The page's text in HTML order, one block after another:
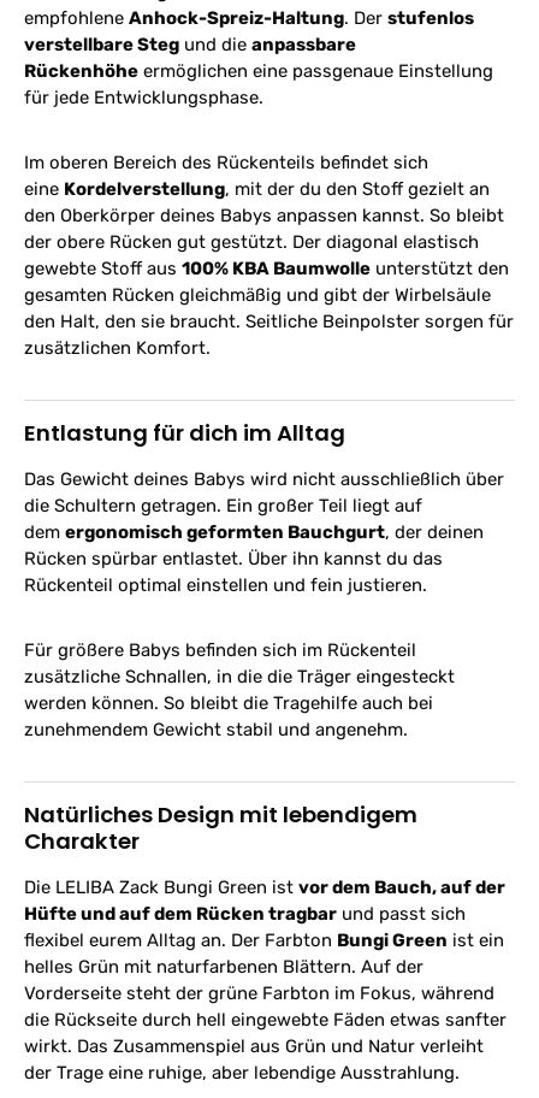
empfohlene Anhock-Spreiz-Haltung. Der stufenlos
verstellbare Steg und die anpassbare
Rückenhöhe ermöglichen eine passgenaue Einstellung
für jede Entwicklungsphase.
Im oberen Bereich des Rückenteils befindet sich
eine Kordelverstellung, mit der du den Stoff gezielt an
den Oberkörper deines Babys anpassen kannst. So bleibt
der obere Rücken gut gestützt. Der diagonal elastisch
gewebte Stoff aus 100% KBA Baumwolle unterstützt den
gesamten Rücken gleichmäßig und gibt der Wirbelsäule
den Halt, den sie braucht. Seitliche Beinpolster sorgen für
zusätzlichen Komfort.
Entlastung für dich im Alltag
Das Gewicht deines Babys wird nicht ausschließlich über
die Schultern getragen. Ein großer Teil liegt auf
dem ergonomisch geformten Bauchgurt, der deinen
Rücken spürbar entlastet. Über ihn kannst du das
Rückenteil optimal einstellen und fein justieren.
Für größere Babys befinden sich im Rückenteil
zusätzliche Schnallen, in die die Träger eingesteckt
werden können. So bleibt die Tragehilfe auch bei
zunehmendem Gewicht stabil und angenehm.
Natürliches Design mit lebendigem
Charakter
Die LELIBA Zack Bungi Green ist vor dem Bauch, auf der
Hüfte und auf dem Rücken tragbar und passt sich
flexibel eurem Alltag an. Der Farbton Bungi Green ist ein
helles Grün mit naturfarbenen Blättern. Auf der
Vorderseite steht der grüne Farbton im Fokus, während
die Rückseite durch hell eingewebte Fäden etwas sanfter
wirkt. Das Zusammenspiel aus Grün und Natur verleiht
der Trage eine ruhige, aber lebendige Ausstrahlung.